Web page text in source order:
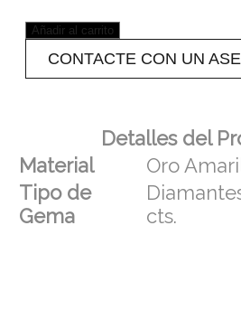
Añadir al carrito
CONTACTE CON UN
Detalles del
Material
Oro
Tipo de
Gema
cts.